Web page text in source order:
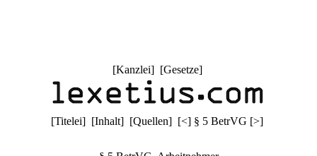
[Kanzlei] [Gesetze]
[Titelei] [Inhalt] [Quellen] [<] § 5 BetrVG [>]